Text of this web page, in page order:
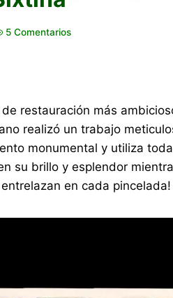
5 Comentarios
restauración más
realizó un trabajo
monumental y utiliza
su brillo y esplendor
en cada pincelada!